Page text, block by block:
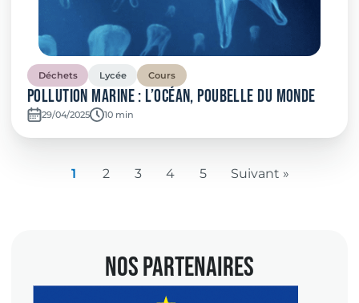
Déchets Lycée Cours
Pollution marine : l’Océan, poubelle du monde
29/04/2025 Temps de lecture:
10 min
1 2 3 4 5 Suivant »
NOS PARTENAIRES